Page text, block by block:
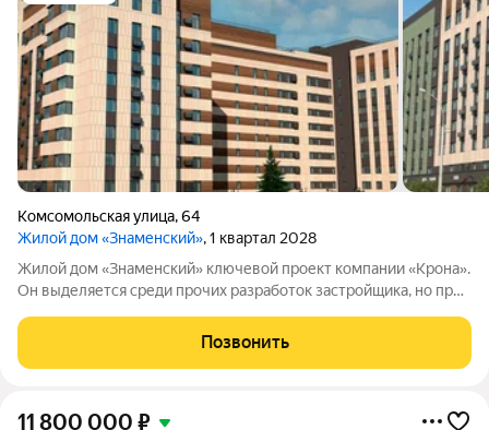
Комсомольская улица,64
Жилой дом «Знаменский», 1 квартал 2028
Жилой дом «Знаменский» ключевой проект компании «Крона».
Он выделяется среди прочих разработок застройщика, но при
расположен в одной из самых удачных зон ХантыМансийска. В
Позвонить
11 800 000 ₽